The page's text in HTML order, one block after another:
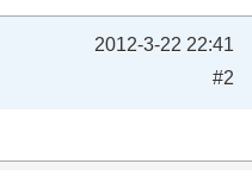
2012-3-22 22:41
#2